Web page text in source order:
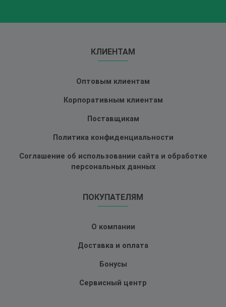
КЛИЕНТАМ
Оптовым клиентам
Корпоративным клиентам
Поставщикам
Политика конфиденциальности
Соглашение об использовании сайта и обработке
персональных данных
ПОКУПАТЕЛЯМ
О компании
Доставка и оплата
Бонусы
Сервисный центр